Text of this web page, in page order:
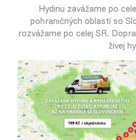
Hydinu zavážame po
pohraničných oblastí so
rozvážame po celej SR.
živej